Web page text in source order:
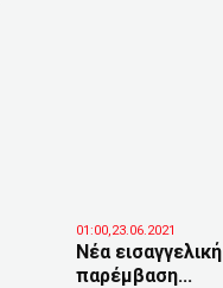
01:00,23.06.2021
Νέα εισαγγελική
παρέμβαση...